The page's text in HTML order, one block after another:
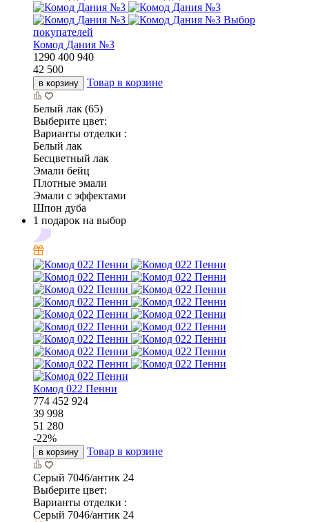
Выбор
покупателей
Комод Дания №3
1290 400 940
42 500
в корзину Товар в корзине
Белый лак (65)
Выберите цвет:
Варианты отделки :
Белый лак
Бесцветный лак
Эмали бейц
Плотные эмали
Эмали с эффектами
Шпон дуба
1 подарок на выбор
Комод 022 Пенни
774 452 924
39 998
51 280
-22%
в корзину Товар в корзине
Серый 7046/антик 24
Выберите цвет:
Варианты отделки :
Серый 7046/антик 24